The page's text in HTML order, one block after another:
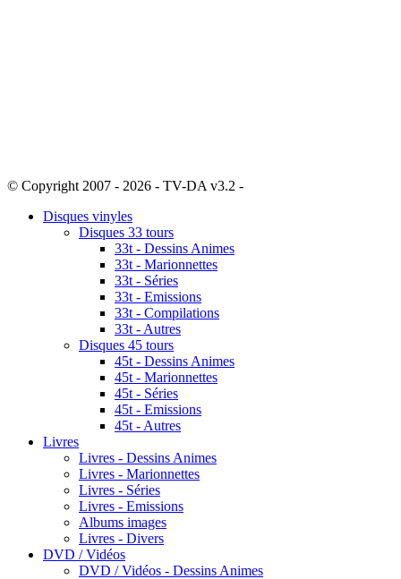
© Copyright 2007 - 2026 - TV-DA v3.2 -
Disques vinyles
Disques 33 tours
33t - Dessins Animes
33t - Marionnettes
33t - Séries
33t - Emissions
33t - Compilations
33t - Autres
Disques 45 tours
45t - Dessins Animes
45t - Marionnettes
45t - Séries
45t - Emissions
45t - Autres
Livres
Livres - Dessins Animes
Livres - Marionnettes
Livres - Séries
Livres - Emissions
Albums images
Livres - Divers
DVD / Vidéos
DVD / Vidéos - Dessins Animes